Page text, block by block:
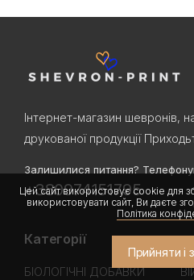
Цей сайт використовує cookie для
використовувати сайт, Ви даєте
Політика
Прийняти і
Інтернет-магазин шевронів,
друкованої продукції
Залишилися питання?
+380974151795
Категорії
БІОЛОГІЧНІ ДОБАВКИ